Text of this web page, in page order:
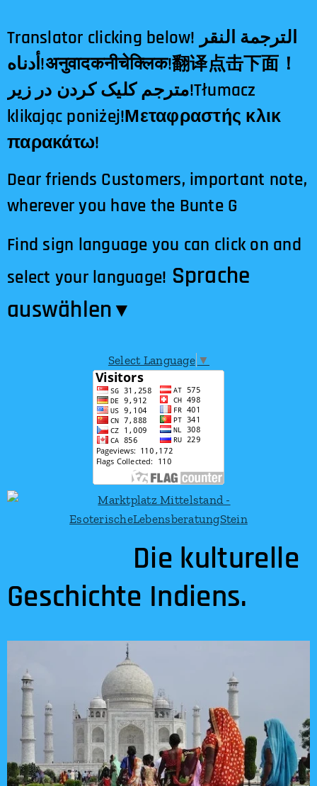
Translator clicking below! الترجمة النقر
أدناه!अनुवादकनीचेक्लिक!翻译点击下面！
مترجم کلیک کردن در زیر!Tłumacz
klikając poniżej!Μεταφραστής κλικ
παρακάτω!
Dear friends Customers, important note,
wherever you have the Bunte G
Find sign language you can click on and
select your language! Sprache
auswählen​▼
Select Language ▼
Die kulturelle
Geschichte Indiens.